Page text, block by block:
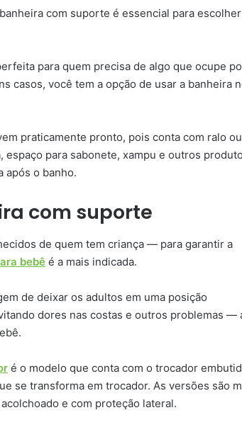
com suporte é essencial para
para quem precisa de algo que ocupe
casos, você tem a opção de usar a banheira
praticamente pronto, pois conta com ralo ou
espaço para sabonete, xampu e outros
após o banho.
com suporte
de quem tem criança — para garantir a
bebê é a mais indicada.
de deixar os adultos em uma posição
dores nas costas e outros problemas —
é o modelo que conta com o trocador
se transforma em trocador. As versões são
e com proteção lateral.